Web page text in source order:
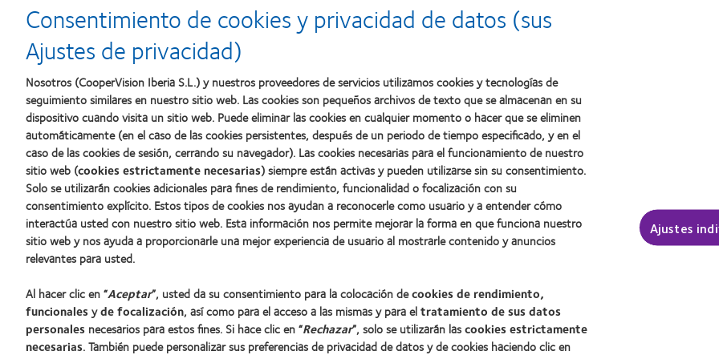
al
producto
con
MyDay™
2010:
Mejor
empresa
para
el
desarrollo
del
liderazgo
la
mejor
a
la Premio
Manufacturing
100)
(2012)
Nuestros productos
Encuentre su lente
Tecnología para lentes de contacto
Lentes de contacto y visión
Nuevo usuario
Usuario experimentado
Blog
Sobre nosotros
Carreras
Noticias
Contacto
Legal
Aviso Legal
Aviso de cookies
Buscar un centro
Consentimiento de cookies y privacidad de datos (sus
Ajustes de privacidad)
Nosotros (CooperVision Iberia S.L.) y nuestros proveedores de servicios utilizamos cookies y tecnologías de
seguimiento similares en nuestro sitio web. Las cookies son pequeños archivos de texto que se almacenan en su
dispositivo cuando visita un sitio web. Puede eliminar las cookies en cualquier momento o hacer que se eliminen
automáticamente (en el caso de las cookies persistentes, después de un periodo de tiempo especificado, y en el
caso de las cookies de sesión, cerrando su navegador). Las cookies necesarias para el funcionamiento de nuestro
sitio web (cookies estrictamente necesarias) siempre están activas y pueden utilizarse sin su consentimiento.
Solo se utilizarán cookies adicionales para fines de rendimiento, funcionalidad o focalización con su
consentimiento explícito. Estos tipos de cookies nos ayudan a reconocerle como usuario y a entender cómo
interactúa usted con nuestro sitio web. Esta información nos permite mejorar la forma en que funciona nuestro
sitio web y nos ayuda a proporcionarle una mejor experiencia de usuario al mostrarle contenido y anuncios
relevantes para usted.
Al hacer clic en “Aceptar”, usted da su consentimiento para la colocación decookies de rendimiento,
funcionalesyde focalización, así como para el acceso a las mismas y para eltratamiento de sus datos
personales necesarios para estos fines. Si hace clic en “Rechazar”, solo se utilizarán lascookies estrictamente
necesarias. También puede personalizar sus preferencias de privacidad de datos y de cookies haciendo clic en
Ajustes